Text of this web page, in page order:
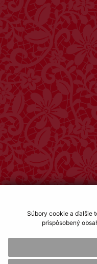
Súbory cookie a ďalšie
prispôsobený